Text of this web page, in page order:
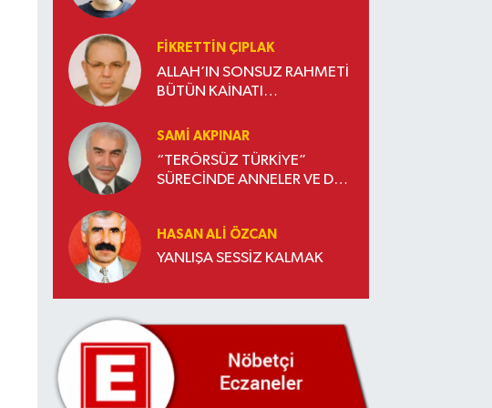
FIKRETTIN ÇIPLAK
ALLAH’IN SONSUZ RAHMETİ
BÜTÜN KAİNATI
SAMI AKPINAR
“TERÖRSÜZ TÜRKİYE”
SÜRECİNDE ANNELER VE DE
HASAN ALI ÖZCAN
YANLIŞA SESSİZ KALMAK